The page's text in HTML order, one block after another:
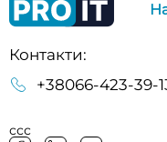
Контакти:
+38066-423-39-
ссс